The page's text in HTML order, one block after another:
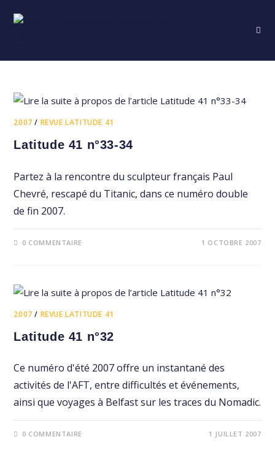
2007 / REVUE LATITUDE 41
Latitude 41 n°33-34
Partez à la rencontre du sculpteur français Paul
Chevré, rescapé du Titanic, dans ce numéro double
de fin 2007.
0 COMMENTAIRE 1 OCTOBRE 2007
2007 / REVUE LATITUDE 41
Latitude 41 n°32
Ce numéro d'été 2007 offre un instantané des
activités de l'AFT, entre difficultés et événements,
ainsi que voyages à Belfast sur les traces du Nomadic.
0 COMMENTAIRE 1 JUILLET 2007